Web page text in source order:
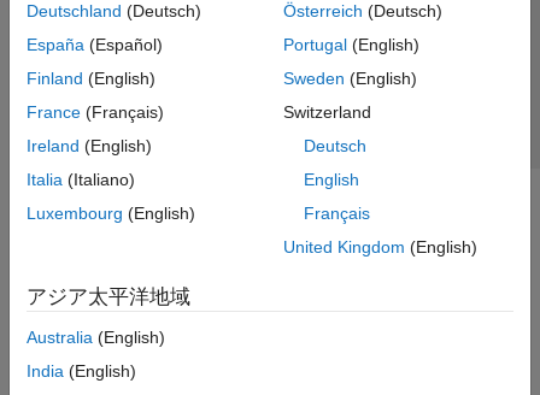
Deutschland (Deutsch)
España (Español)
Finland (English)
France (Français)
Ireland (English)
Italia (Italiano)
Luxembourg (English)
Österreich (Deutsch)
Portugal(English)
Sweden (English)
Switzerland
Deutsch
English
Français
United Kingdom (English)
アジア太平洋地域
Australia (English)
India (English)
© 1994-2026 The MathWorks, Inc.